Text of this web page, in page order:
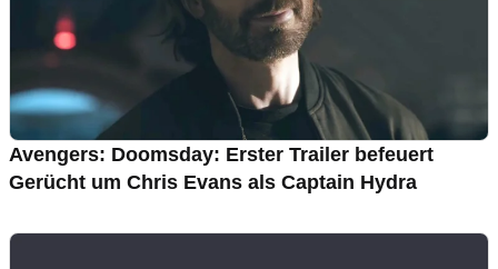
Avengers: Doomsday: Erster Trailer befeuert
Gerücht um Chris Evans als Captain Hydra